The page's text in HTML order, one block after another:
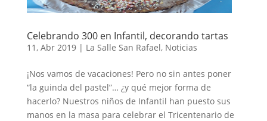
Celebrando 300 en Infantil, decorando tartas
11, Abr 2019| La Salle San Rafael, Noticias
¡Nos vamos de vacaciones! Pero no sin antes poner
“la guinda del pastel”… ¿y qué mejor forma de
hacerlo? Nuestros niños de Infantil han puesto sus
manos en la masa para celebrar el Tricentenario de